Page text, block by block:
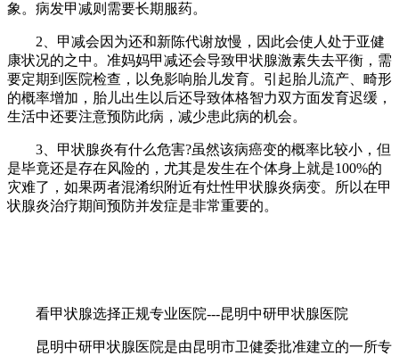
象。病发甲减则需要长期服药。
2、甲减会因为还和新陈代谢放慢，因此会使人处于亚健
康状况的之中。准妈妈甲减还会导致甲状腺激素失去平衡，需
要定期到医院检查，以免影响胎儿发育。引起胎儿流产、畸形
的概率增加，胎儿出生以后还导致体格智力双方面发育迟缓，
生活中还要注意预防此病，减少患此病的机会。
3、甲状腺炎有什么危害?虽然该病癌变的概率比较小，但
是毕竟还是存在风险的，尤其是发生在个体身上就是100%的
灾难了，如果两者混淆织附近有灶性甲状腺炎病变。所以在甲
状腺炎治疗期间预防并发症是非常重要的。
看甲状腺选择正规专业医院---昆明中研甲状腺医院
昆明中研甲状腺医院是由昆明市卫健委批准建立的一所专